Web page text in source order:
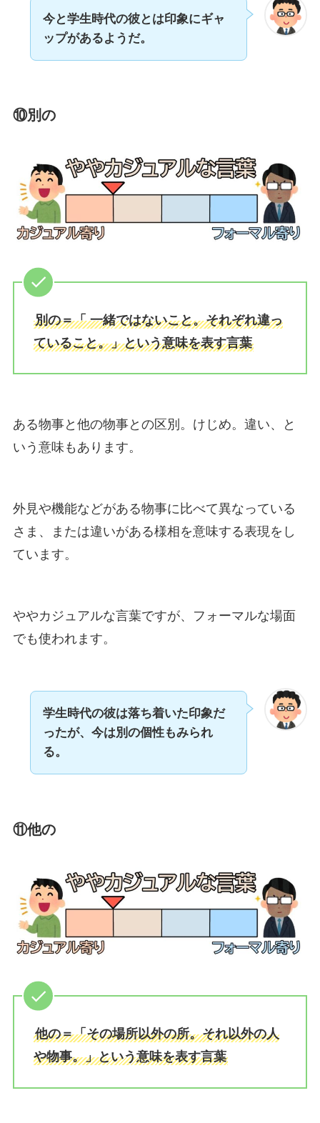
今と学生時代の彼とは印象にギャ
ップがあるようだ。
⑩別の
別の＝「 一緒ではないこと。それぞれ違っ
ていること。」という意味を表す言葉
ある物事と他の物事との区別。けじめ。違い、と
いう意味もあります。
外見や機能などがある物事に比べて異なっている
さま、または違いがある様相を意味する表現をし
ています。
ややカジュアルな言葉ですが、フォーマルな場面
でも使われます。
学生時代の彼は落ち着いた印象だ
ったが、今は別の個性もみられ
る。
⑪他の
他の＝「その場所以外の所。それ以外の人
や物事。」という意味を表す言葉